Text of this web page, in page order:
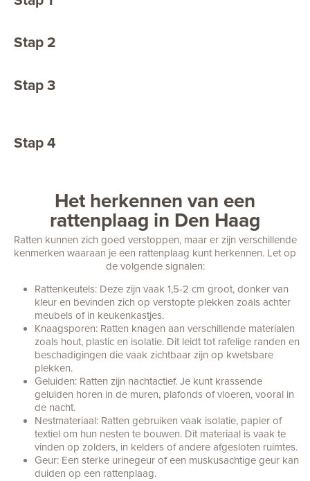
Het herkennen van een
rattenplaag in Den Haag
Ratten kunnen zich goed verstoppen, maar er zijn verschillende
kenmerken waaraan je een rattenplaag kunt herkennen. Let op
de volgende signalen:
Rattenkeutels: Deze zijn vaak 1,5-2 cm groot, donker van
kleur en bevinden zich op verstopte plekken zoals achter
meubels of in keukenkastjes.
Knaagsporen: Ratten knagen aan verschillende materialen
zoals hout, plastic en isolatie. Dit leidt tot rafelige randen en
beschadigingen die vaak zichtbaar zijn op kwetsbare
plekken.
Geluiden: Ratten zijn nachtactief. Je kunt krassende
geluiden horen in de muren, plafonds of vloeren, vooral in
de nacht.
Nestmateriaal: Ratten gebruiken vaak isolatie, papier of
textiel om hun nesten te bouwen. Dit materiaal is vaak te
vinden op zolders, in kelders of andere afgesloten ruimtes.
Geur: Een sterke urinegeur of een muskusachtige geur kan
duiden op een rattenplaag.
Stap 2
Stap 3
Stap 4